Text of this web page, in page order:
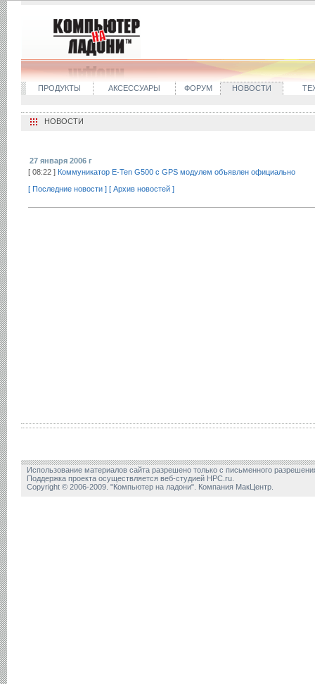
ПРОДУКТЫ АКСЕССУАРЫ ФОРУМ НОВОСТИ
НОВОСТИ
27 января 2006 г
[ 08:22 ] Коммуникатор E-Ten G500 с GPS модулем объявлен официально
[ Последние новости ] [ Архив новостей ]
Использование материалов сайта разрешено только с письменного
Поддержка проекта осуществляется веб-студией HPC.ru.
Copyright © 2006-2009. "Компьютер на ладони". Компания МакЦентр.